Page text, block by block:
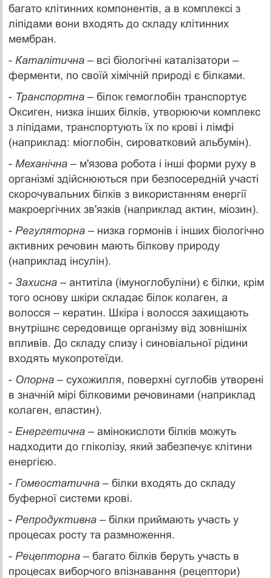
багато клітинних компонентів, а в комплексі з
ліпідами вони входять до складу клітинних
мембран.
- Каталітична – всі біологічні каталізатори –
ферменти, по своїй хімічній природі є білками.
- Транспортна– білок гемоглобін транспортує
Оксиген, низка інших білків, утворюючи комплекс
з ліпідами, транспортують їх по крові і лімфі
(наприклад: міоглобін, сироватковий альбумін).
- Механічна– м'язова робота і інші форми руху в
організмі здійснюються при безпосередній участі
скорочувальних білків з використанням енергії
макроергічних зв'язків (наприклад актин, міозин).
- Регуляторна – низка гормонів і інших біологічно
активних речовин мають білкову природу
(наприклад інсулін).
- Захисна– антитіла (імуноглобуліни) є білки, крім
того основу шкіри складає білок колаген, а
волосся – кератин. Шкіра і волосся захищають
внутрішнє середовище організму від зовнішніх
впливів. До складу слизу і синовіальної рідини
входять мукопротеїди.
- Опорна– сухожилля, поверхні суглобів утворені
в значній мірі білковими речовинами (наприклад
колаген, еластин).
- Енергетична– амінокислоти білків можуть
надходити до гліколізу, який забезпечує клітини
енергією.
- Гомеостатична – білки входять до складу
буферної системи крові.
- Репродуктивна – білки приймають участь у
процесах росту та размноження.
- Рецепторна– багато білків беруть участь в
процесах виборчого впізнавання (рецептори)